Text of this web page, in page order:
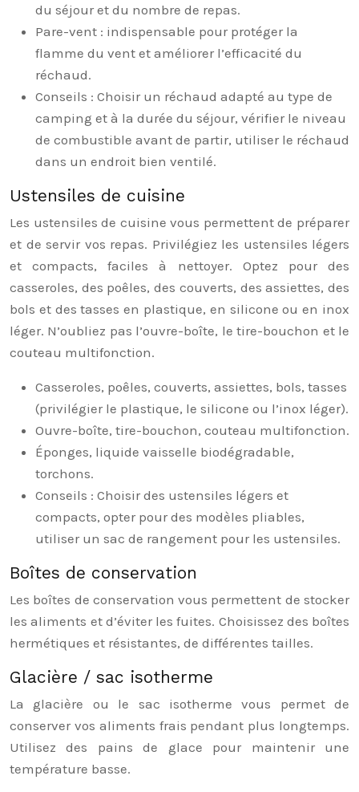
du séjour et du nombre de repas.
Pare-vent : indispensable pour protéger la
flamme du vent et améliorer l’efficacité du
réchaud.
Conseils : Choisir un réchaud adapté au type de
camping et à la durée du séjour, vérifier le niveau
de combustible avant de partir, utiliser le réchaud
dans un endroit bien ventilé.
Ustensiles de cuisine
Les ustensiles de cuisine vous permettent de préparer
et de servir vos repas. Privilégiez les ustensiles légers
et compacts, faciles à nettoyer. Optez pour des
casseroles, des poêles, des couverts, des assiettes, des
bols et des tasses en plastique, en silicone ou en inox
léger. N’oubliez pas l’ouvre-boîte, le tire-bouchon et le
couteau multifonction.
Casseroles, poêles, couverts, assiettes, bols, tasses
(privilégier le plastique, le silicone ou l’inox léger).
Ouvre-boîte, tire-bouchon, couteau multifonction.
Éponges, liquide vaisselle biodégradable,
torchons.
Conseils : Choisir des ustensiles légers et
compacts, opter pour des modèles pliables,
utiliser un sac de rangement pour les ustensiles.
Boîtes de conservation
Les boîtes de conservation vous permettent de stocker
les aliments et d’éviter les fuites. Choisissez des boîtes
hermétiques et résistantes, de différentes tailles.
Glacière / sac isotherme
La glacière ou le sac isotherme vous permet de
conserver vos aliments frais pendant plus longtemps.
Utilisez des pains de glace pour maintenir une
température basse.